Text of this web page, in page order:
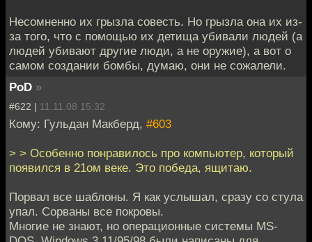
Несомненно их грызла совесть. Но грызла она их из-
за того, что с помощью их детища убивали людей (а
людей убивают другие люди, а не оружие), а вот о
самом создании бомбы, думаю, они не сожалели.
PoD »
#622 | 11.11.08 15:32
Кому: Гульдан Макберд, #603
> > Особенно понравилось про компьютер, который
появился в 21ом веке. Это победа, ящитаю.
Порвал все шаблоны. Я как услышал, сразу со стула
упал. Сорваны все покровы.
Многие не знают, но операционные системы MS-